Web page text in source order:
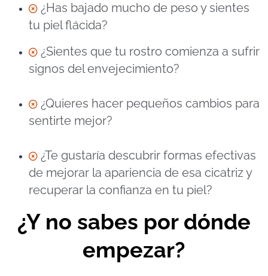
¿Has bajado mucho de peso y sientes
tu piel flácida?
¿Sientes que tu rostro comienza a sufrir
signos del envejecimiento?
¿Quieres hacer pequeños cambios para
sentirte mejor?
¿Te gustaría descubrir formas efectivas
de mejorar la apariencia de esa cicatriz y
recuperar la confianza en tu piel?
¿Y no sabes por dónde
empezar?